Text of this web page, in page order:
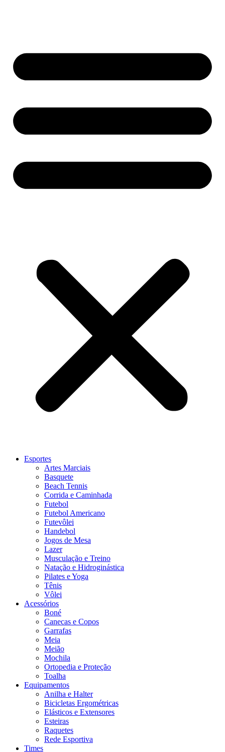
Esportes
Artes Marciais
Basquete
Beach Tennis
Corrida e Caminhada
Futebol
Futebol Americano
Futevôlei
Handebol
Jogos de Mesa
Lazer
Musculação e Treino
Natação e Hidroginástica
Pilates e Yoga
Tênis
Vôlei
Acessórios
Boné
Canecas e Copos
Garrafas
Meia
Meião
Mochila
Ortopedia e Proteção
Toalha
Equipamentos
Anilha e Halter
Bicicletas Ergométricas
Elásticos e Extensores
Esteiras
Raquetes
Rede Esportiva
Times